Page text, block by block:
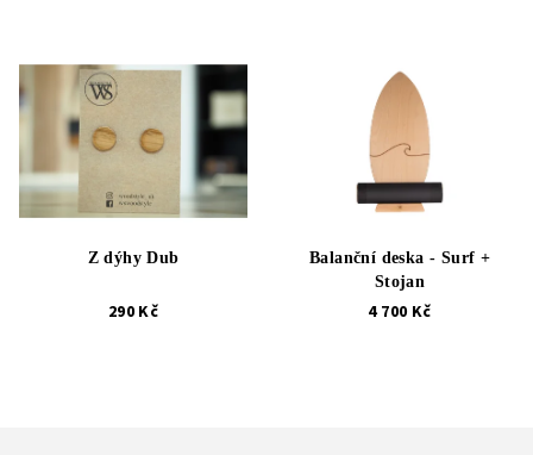
Z dýhy Dub
290 Kč
Balanční deska - Surf +
Stojan
4 700 Kč